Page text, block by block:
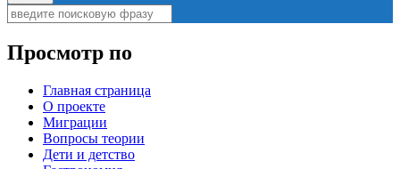
Просмотр по
Главная страница
О проекте
Миграции
Вопросы теории
Дети и детство